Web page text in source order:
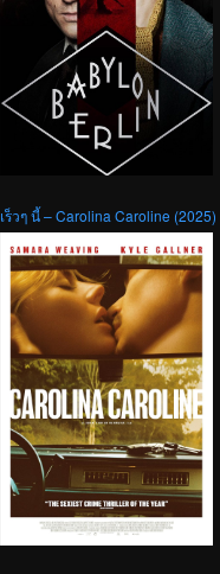
เร็วๆ นี้ – Carolina Caroline (2025)